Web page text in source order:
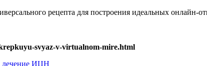
рецепта для построения идеальных онлайн-
svyaz-v-virtualnom-mire.html
лечение ИЦН